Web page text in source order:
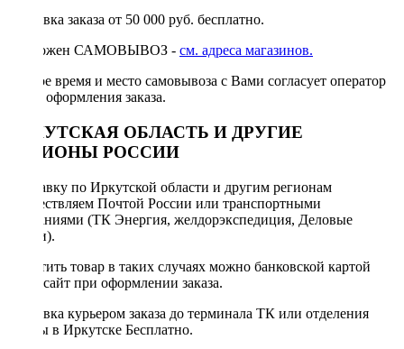
Доставка заказа от 50 000 руб. бесплатно.
Возможен САМОВЫВОЗ - см. адреса магазинов.
Точное время и место самовывоза с Вами согласует оператор
после оформления заказа.
ИРКУТСКАЯ ОБЛАСТЬ И ДРУГИЕ
РЕГИОНЫ РОССИИ
Отправку по Иркутской области и другим регионам
осуществляем Почтой России или транспортными
компаниями (ТК Энергия, желдорэкспедиция, Деловые
линии).
Оплатить товар в таких случаях можно банковской картой
через сайт при оформлении заказа.
Доставка курьером заказа до терминала ТК или отделения
Почты в Иркутске Бесплатно.